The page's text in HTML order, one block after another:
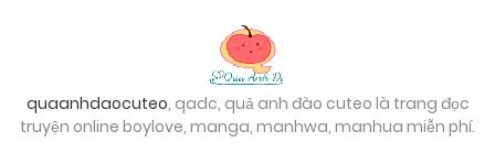
quaanhdaocuteo, qadc, quả anh đào cuteo là trang đọc
truyện online boylove, manga, manhwa, manhua miễn phí.